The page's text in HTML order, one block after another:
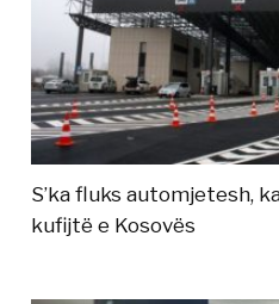
S’ka fluks automjetesh,
kufijtë e Kosovës